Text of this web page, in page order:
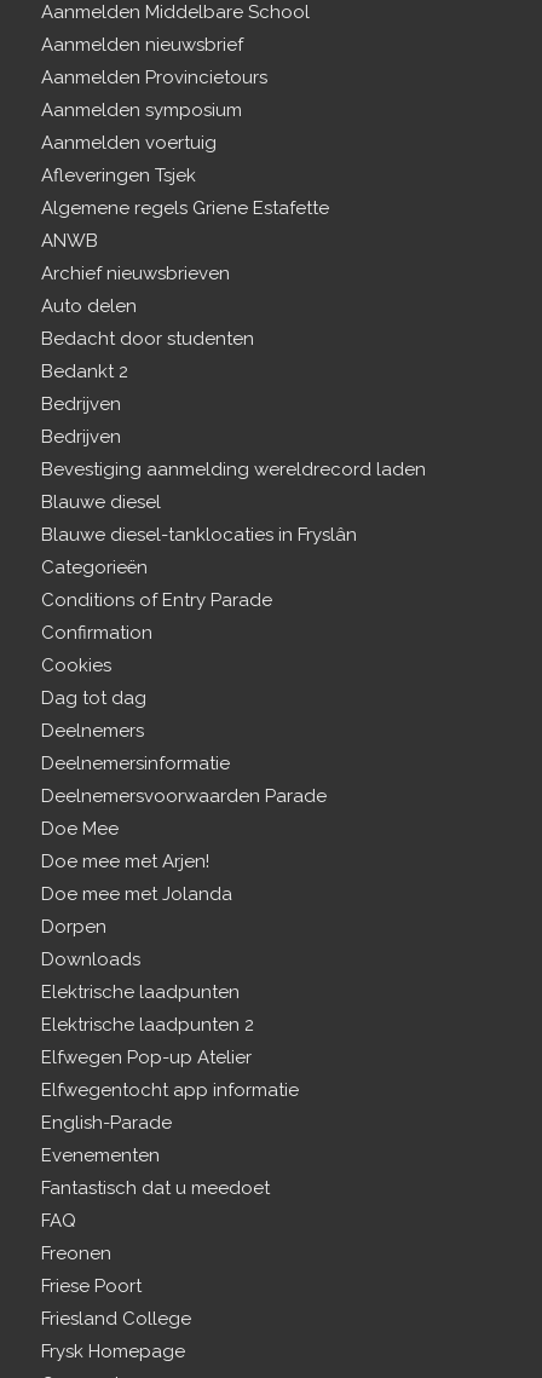
Aanmelden Middelbare School
Aanmelden nieuwsbrief
Aanmelden Provincietours
Aanmelden symposium
Aanmelden voertuig
Afleveringen Tsjek
Algemene regels Griene Estafette
ANWB
Archief nieuwsbrieven
Auto delen
Bedacht door studenten
Bedankt 2
Bedrijven
Bedrijven
Bevestiging aanmelding wereldrecord laden
Blauwe diesel
Blauwe diesel-tanklocaties in Fryslân
Categorieën
Conditions of Entry Parade
Confirmation
Cookies
Dag tot dag
Deelnemers
Deelnemersinformatie
Deelnemersvoorwaarden Parade
Doe Mee
Doe mee met Arjen!
Doe mee met Jolanda
Dorpen
Downloads
Elektrische laadpunten
Elektrische laadpunten 2
Elfwegen Pop-up Atelier
Elfwegentocht app informatie
English-Parade
Evenementen
Fantastisch dat u meedoet
FAQ
Freonen
Friese Poort
Friesland College
Frysk Homepage